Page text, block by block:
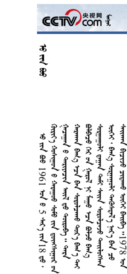
  
   1961   5  18                                                1978 